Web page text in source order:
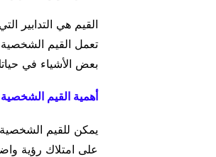
القيم هي التدابير
تعمل القيم
بعض الأشياء في
أهمية القيم الشخصية
يمكن للقيم
على امتلاك رؤية